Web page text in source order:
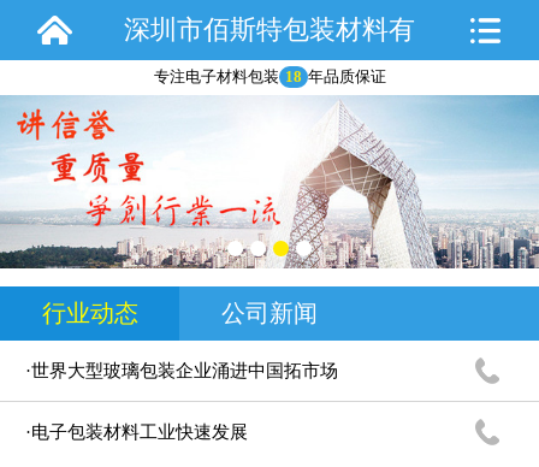
深圳市佰斯特包装材料有
限公司
专注电子材料包装 18 年品质保证
行业动态 公司新闻
·世界大型玻璃包装企业涌进中国拓市场
·电子包装材料工业快速发展